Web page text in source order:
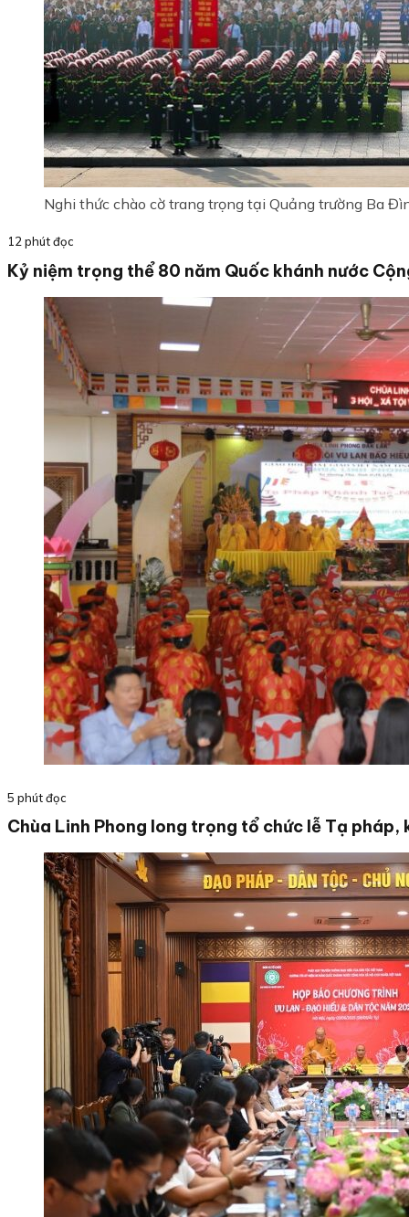
Nghi thức chào cờ trang trọng tại Quảng trường Ba
12 phút đọc
Kỷ niệm trọng thể 80 năm Quốc khánh nước
5 phút đọc
Chùa Linh Phong long trọng tổ chức lễ Tạ